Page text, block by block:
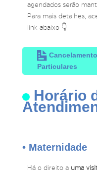
agendados serão
Para mais detalhes,
link abaixo 👇
Particulares
Horário
• Maternidade
Há o direito a uma